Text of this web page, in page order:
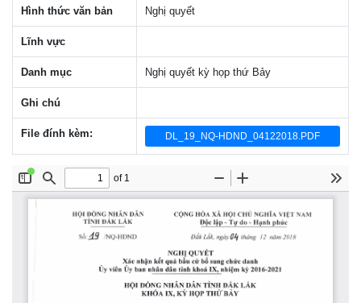
Hình thức văn bản Nghị quyết
Lĩnh vực
Danh mục Nghị quyết kỳ họp thứ Bảy
Ghi chú
File đính kèm: DL_19_NQ-HDND_04122018.PDF